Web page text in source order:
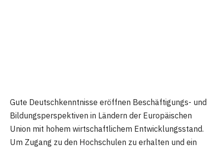
Gute Deutschkenntnisse eröffnen Beschäftigungs- und
Bildungsperspektiven in Ländern der Europäischen
Union mit hohem wirtschaftlichem Entwicklungsstand.
Um Zugang zu den Hochschulen zu erhalten und ein